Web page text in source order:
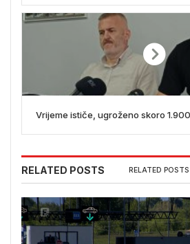
Vrijeme ističe, ugroženo skoro
RELATED POSTS RELATED POSTS